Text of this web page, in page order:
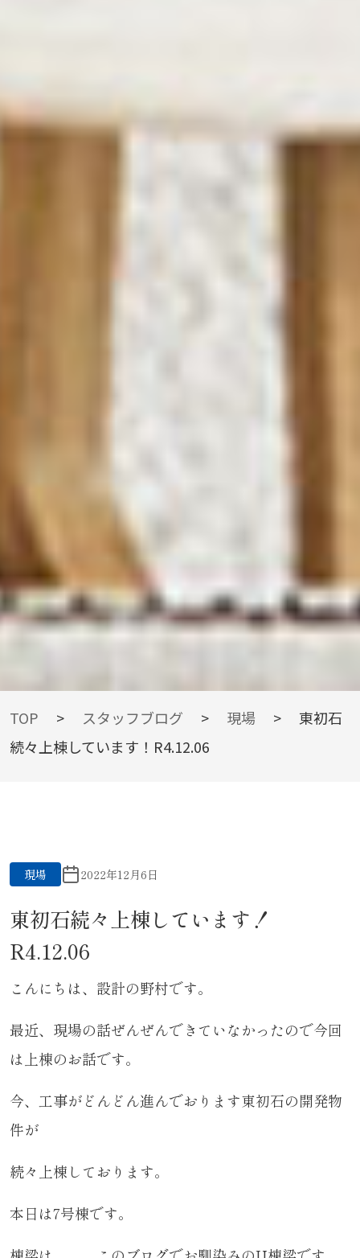
BLOG
TOP > スタッフブログ > 現場 >
東初石
続々上棟しています！R4.12.06
現場 2022年12月6日
東初石続々上棟しています！
R4.12.06
こんにちは、設計の野村です。
最近、現場の話ぜんぜんできていなかったので今回
は上棟のお話です。
今、工事がどんどん進んでおります東初石の開発物
件が
続々上棟しております。
本日は7号棟です。